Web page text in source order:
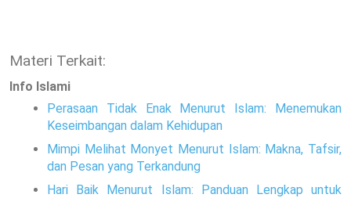
Materi Terkait:
Info Islami
Perasaan Tidak Enak Menurut Islam: Menemukan
Keseimbangan dalam Kehidupan
Mimpi Melihat Monyet Menurut Islam: Makna, Tafsir,
dan Pesan yang Terkandung
Hari Baik Menurut Islam: Panduan Lengkap untuk